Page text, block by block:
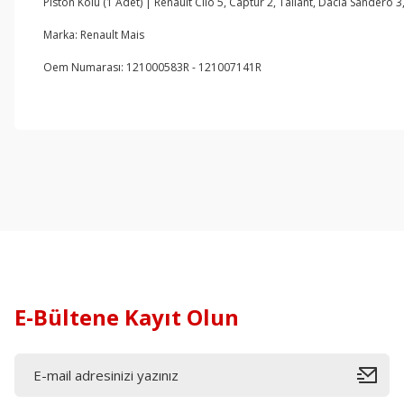
Marka: Renault Mais
Oem Numarası: 121000583R - 121007141R
E-Bültene Kayıt Olun